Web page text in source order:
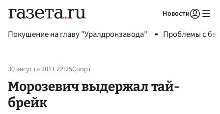
Новости
Покушение на главу "Уралдронзавода" Проблемы с
30 августа 2011 22:25Спорт
Морозевич выдержал тай-
брейк